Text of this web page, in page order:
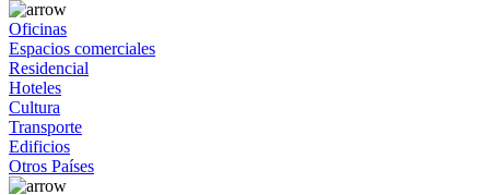
Oficinas
Espacios comerciales
Residencial
Hoteles
Cultura
Transporte
Edificios
Otros Países